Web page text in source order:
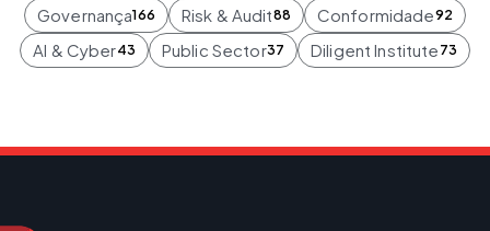
Governança166 Risk & Audit88 Conformidade92
AI & Cyber43 Public Sector37 Diligent Institute 73